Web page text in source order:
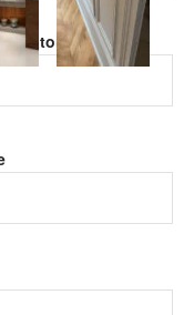
laisser ce champ vide.